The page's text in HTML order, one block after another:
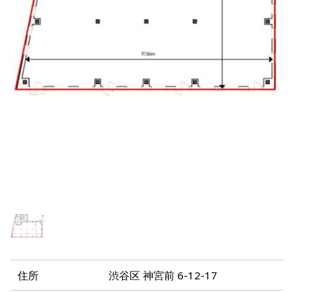
住所 渋谷区 神宮前 6-12-17